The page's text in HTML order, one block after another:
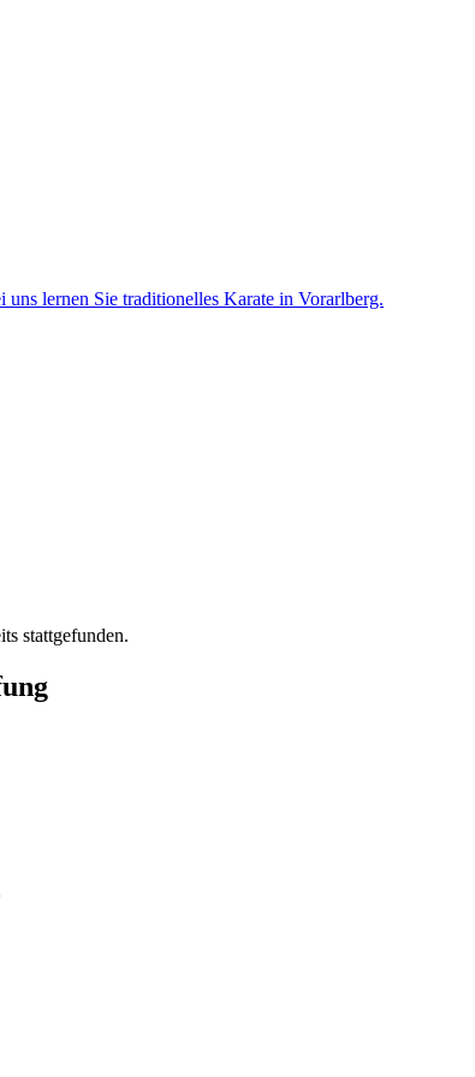
uns lernen Sie traditionelles Karate in Vorarlberg.
stattgefunden.